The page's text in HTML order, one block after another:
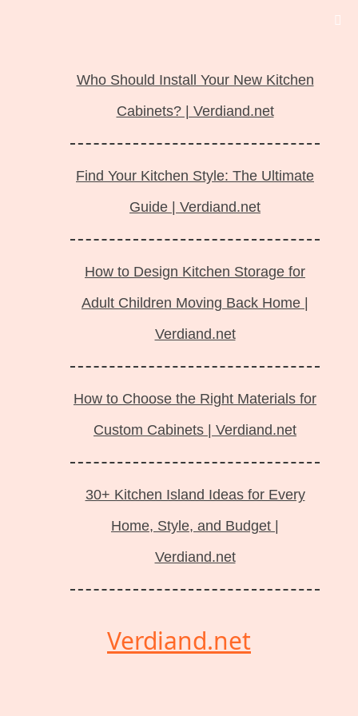
Who Should Install Your New Kitchen
Cabinets? | Verdiand.net
Find Your Kitchen Style: The Ultimate
Guide | Verdiand.net
How to Design Kitchen Storage for
Adult Children Moving Back Home |
Verdiand.net
How to Choose the Right Materials for
Custom Cabinets | Verdiand.net
30+ Kitchen Island Ideas for Every
Home, Style, and Budget |
Verdiand.net
Verdiand.net